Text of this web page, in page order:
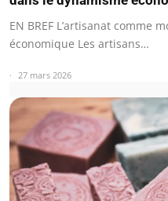
EN BREF L’artisanat comme
économique Les artisans…
27 mars 2026